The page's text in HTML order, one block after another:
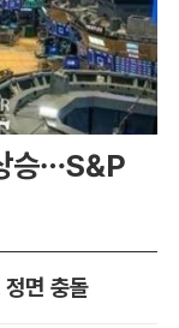
승…S&P
정면 충돌